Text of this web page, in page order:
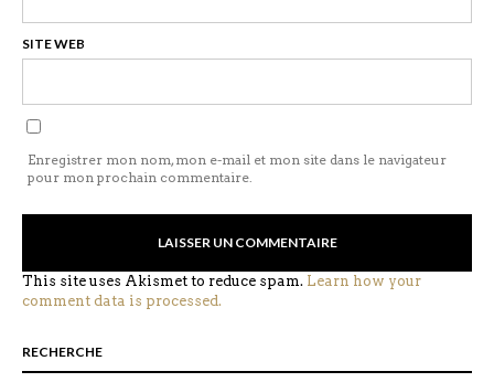
SITE WEB
Enregistrer mon nom, mon e-mail et mon site dans le navigateur
pour mon prochain commentaire.
This site uses Akismet to reduce spam. Learn how your
comment data is processed.
RECHERCHE